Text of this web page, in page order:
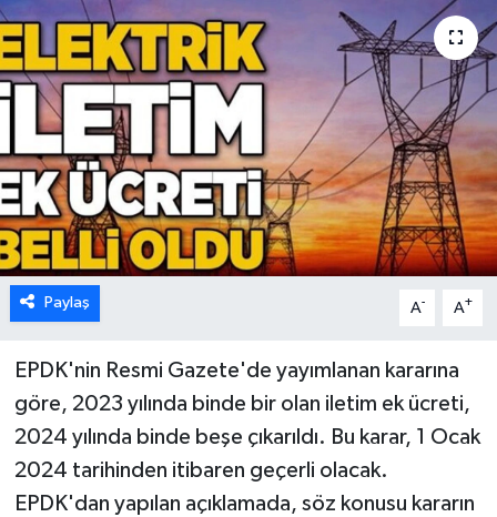
Paylaş A- A+
EPDK'nin Resmi Gazete'de yayımlanan kararına
göre, 2023 yılında binde bir olan iletim ek ücreti,
2024 yılında binde beşe çıkarıldı. Bu karar, 1 Ocak
2024 tarihinden itibaren geçerli olacak.
EPDK'dan yapılan açıklamada, söz konusu kararın
Haber Arşivi